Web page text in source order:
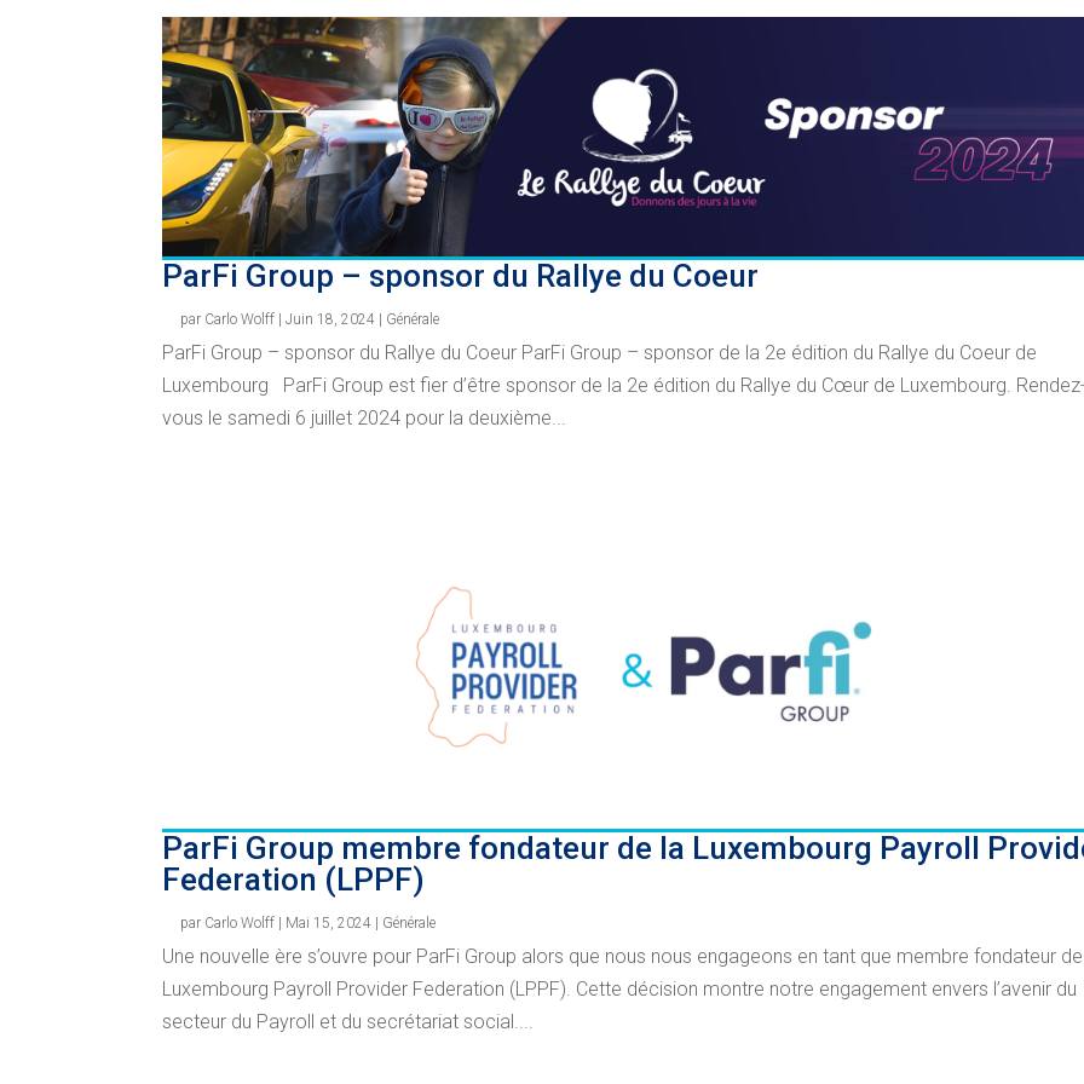
ParFi Group – sponsor du Rallye du Coeur
par Carlo Wolff |Juin 18, 2024 Générale
ParFi Group – sponsor du Rallye du Coeur ParFi Group – sponsor de la 2e édition du Rallye du Coeur de
Luxembourg ParFi Group est fier d’être sponsor de la 2e édition du Rallye du Cœur de Luxembourg.
vous le samedi 6 juillet 2024 pour la deuxième...
ParFi Group membre fondateur de la Luxembourg Payroll
Federation (LPPF)
par Carlo Wolff | Mai 15, 2024 | Générale
Une nouvelle ère s’ouvre pour ParFi Group alors que nous nous engageons en tant que membre fondateur
Luxembourg Payroll Provider Federation (LPPF). Cette décision montre notre engagement envers l’avenir du
secteur du Payroll et du secrétariat social....